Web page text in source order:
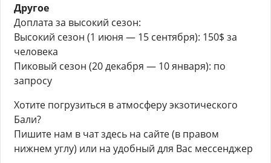
Другое
Доплата за высокий сезон:
Высокий сезон (1 июня — 15 сентября): 150$ за
человека
Пиковый сезон (20 декабря — 10 января): по
запросу
Хотите погрузиться в атмосферу экзотического
Бали?
Пишите нам в чат здесь на сайте (в правом
нижнем углу) или на удобный для Вас мессенджер